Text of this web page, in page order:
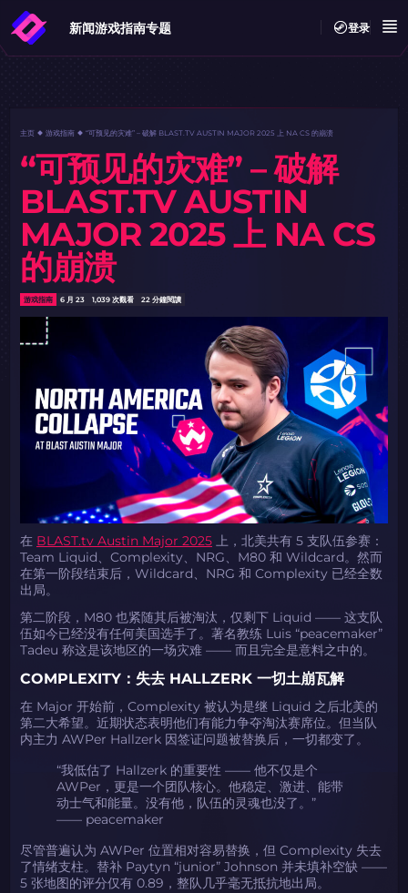
新闻游戏指南专题 登录
主页 游戏指南 “可预见的灾难” – 破解 BLAST.TV AUSTIN MAJOR 2025 上 NA CS 的崩溃
“可预见的灾难” – 破解
BLAST.TV AUSTIN
MAJOR 2025 上 NA CS
的崩溃
游戏指南 6 月 23 1,039 次觀看 22 分鐘閱讀
在 BLAST.tv Austin Major 2025 上，北美共有 5 支队伍参赛：
Team Liquid、Complexity、NRG、M80 和 Wildcard。然而
在第一阶段结束后，Wildcard、NRG 和 Complexity 已经全数
出局。
第二阶段，M80 也紧随其后被淘汰，仅剩下 Liquid —— 这支队
伍如今已经没有任何美国选手了。著名教练 Luis “peacemaker”
Tadeu 称这是该地区的一场灾难 —— 而且完全是意料之中的。
COMPLEXITY：失去 HALLZERK 一切土崩瓦解
在 Major 开始前，Complexity 被认为是继 Liquid 之后北美的
第二大希望。近期状态表明他们有能力争夺淘汰赛席位。但当队
内主力 AWPer Hallzerk 因签证问题被替换后，一切都变了。
“我低估了 Hallzerk 的重要性 —— 他不仅是个
AWPer，更是一个团队核心。他稳定、激进、能带
动士气和能量。没有他，队伍的灵魂也没了。”
—— peacemaker
尽管普遍认为 AWPer 位置相对容易替换，但 Complexity 失去
了情绪支柱。替补 Paytyn “junior” Johnson 并未填补空缺 ——
5 张地图的评分仅有 0.89，整队几乎毫无抵抗地出局。